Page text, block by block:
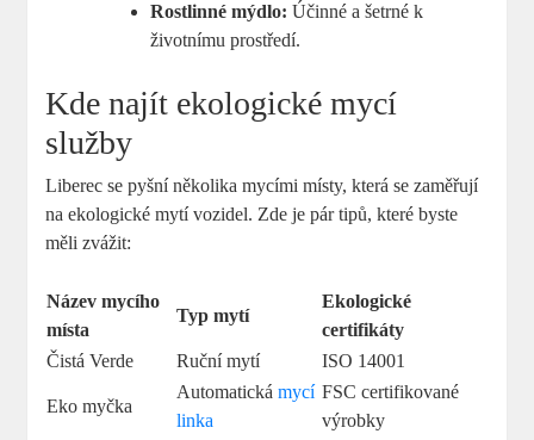
Rostlinné mýdlo: Účinné a šetrné k
životnímu prostředí.
Kde najít ekologické mycí
služby
Liberec se pyšní několika mycími místy, která se zaměřují
na ekologické mytí vozidel. Zde je pár tipů, které byste
měli zvážit:
Název mycího
místa
Typ mytí
Ekologické
certifikáty
Čistá Verde
Ruční mytí ISO 14001
Eko myčka
Automatickámycí
linka
FSC certifikované
výrobky